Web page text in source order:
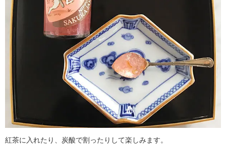
紅茶に入れたり、炭酸で割ったりして楽しみます。